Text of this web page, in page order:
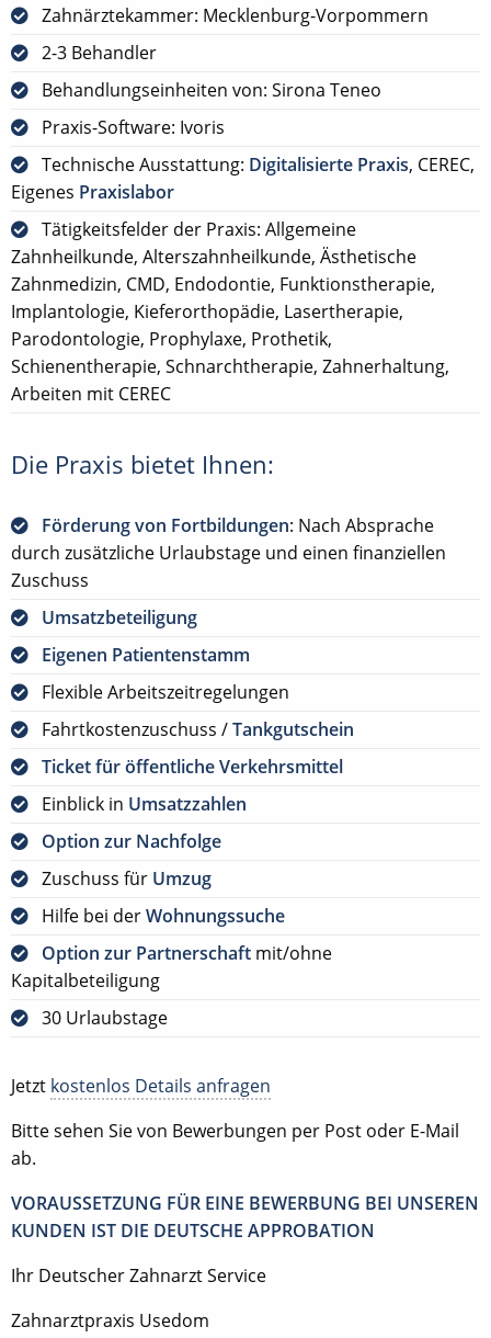
Zahnärztekammer: Mecklenburg-Vorpommern
2-3 Behandler
Behandlungseinheiten von: Sirona Teneo
Praxis-Software: Ivoris
Technische Ausstattung: Digitalisierte Praxis, CEREC,
Eigenes Praxislabor
Tätigkeitsfelder der Praxis: Allgemeine
Zahnheilkunde, Alterszahnheilkunde, Ästhetische
Zahnmedizin, CMD, Endodontie, Funktionstherapie,
Implantologie, Kieferorthopädie, Lasertherapie,
Parodontologie, Prophylaxe, Prothetik,
Schienentherapie, Schnarchtherapie, Zahnerhaltung,
Arbeiten mit CEREC
Die Praxis bietet Ihnen:
Förderung von Fortbildungen: Nach Absprache
durch zusätzliche Urlaubstage und einen finanziellen
Zuschuss
Umsatzbeteiligung
Eigenen Patientenstamm
Flexible Arbeitszeitregelungen
Fahrtkostenzuschuss /Tankgutschein
Ticket für öffentliche Verkehrsmittel
Einblick in Umsatzzahlen
Option zur Nachfolge
Zuschuss für Umzug
Hilfe bei derWohnungssuche
Option zur Partnerschaft mit/ohne
Kapitalbeteiligung
30 Urlaubstage
Jetzt kostenlos Details anfragen
Bitte sehen Sie von Bewerbungen per Post oder E-Mail
ab.
VORAUSSETZUNG FÜR EINE BEWERBUNG BEI UNSEREN
KUNDEN IST DIE DEUTSCHE APPROBATION
Ihr Deutscher Zahnarzt Service
Zahnarztpraxis Usedom